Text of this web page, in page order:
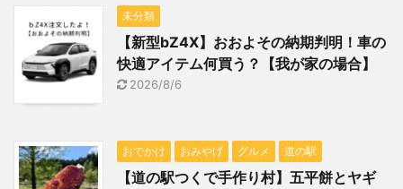
未分類
【新型bZ4X】おおよその納期判明！車の
快適アイテム何買う？【我が家の場合】
2026/8/6
おでかけ おみやげ グルメ 道の駅
【道の駅つくで手作り村】五平餅とヤギ